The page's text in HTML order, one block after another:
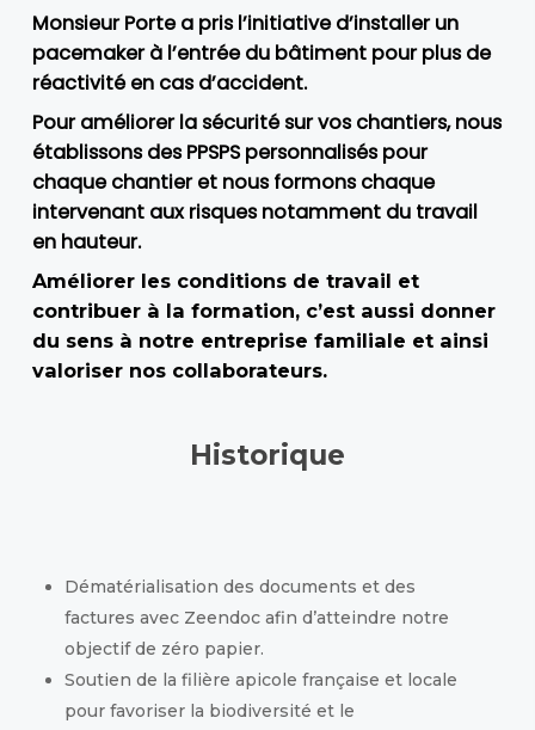
Monsieur Porte a pris l’initiative d’installer un
pacemaker à l’entrée du bâtiment pour plus de
réactivité en cas d’accident.
Pour améliorer la sécurité sur vos chantiers, nous
établissons des PPSPS personnalisés pour
chaque chantier et nous formons chaque
intervenant aux risques notamment du travail
en hauteur.
Améliorer les conditions de travail et
contribuer à la formation, c’est aussi donner
du sens à notre entreprise familiale et ainsi
valoriser nos collaborateurs.
Historique
Dématérialisation des documents et des
factures avec Zeendoc afin d’atteindre notre
objectif de zéro papier.
Soutien de la filière apicole française et locale
pour favoriser la biodiversité et le